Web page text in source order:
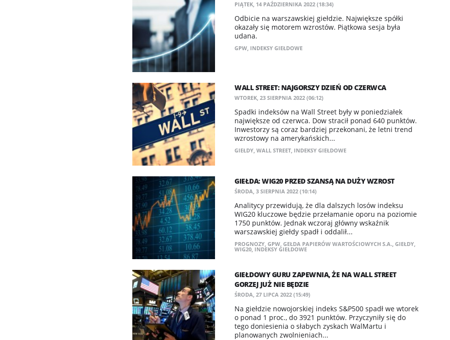
PIĄTEK, 14 PAŹDZIERNIKA 2022 (18:34)
Odbicie na warszawskiej giełdzie. Największe spółki
okazały się motorem wzrostów. Piątkowa sesja była
udana.
GPW, INDEKSY GIEŁDOWE
WALL STREET: NAJGORSZY DZIEŃ OD CZERWCA
WTOREK, 23 SIERPNIA 2022 (06:12)
Spadki indeksów na Wall Street były w poniedziałek
największe od czerwca. Dow stracił ponad 640 punktów.
Inwestorzy są coraz bardziej przekonani, że letni trend
wzrostowy na amerykańskich...
GIEŁDY, WALL STREET, INDEKSY GIEŁDOWE
GIEŁDA: WIG20 PRZED SZANSĄ NA DUŻY WZROST
ŚRODA, 3 SIERPNIA 2022 (10:14)
Analitycy przewidują, że dla dalszych losów indeksu
WIG20 kluczowe będzie przełamanie oporu na poziomie
1750 punktów. Jednak wczoraj główny wskaźnik
warszawskiej giełdy spadł i oddalił...
PROGNOZY, GPW, GEŁDA PAPIERÓW WARTOŚCIOWYCH S.A., GIEŁDY,
WIG20, INDEKSY GIEŁDOWE
GIEŁDOWY GURU ZAPEWNIA, ŻE NA WALL STREET
GORZEJ JUŻ NIE BĘDZIE
ŚRODA, 27 LIPCA 2022 (15:49)
Na giełdzie nowojorskiej indeks S&P500 spadł we wtorek
o ponad 1 proc., do 3921 punktów. Przyczyniły się do
tego doniesienia o słabych zyskach WalMartu i
planowanych zwolnieniach...